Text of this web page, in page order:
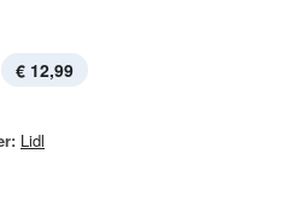
€ 12,99
Lidl